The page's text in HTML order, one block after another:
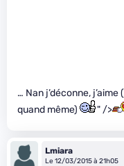
… Nan j’déconne,
quand même)
" />
Lmiara
Le 12/03/2015 à 21h05